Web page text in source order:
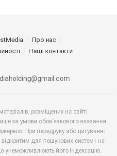
Про нас
Наші контакти
розміщених на сайті
за умови обов’язкового вказання
При передруку або цитуванні
для пошукових систем і не
унеможливлюють його індексацію.